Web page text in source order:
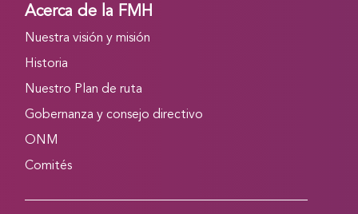
Acerca de la FMH
Nuestra visión y misión
Historia
Nuestro Plan de ruta
Gobernanza y consejo directivo
ONM
Comités